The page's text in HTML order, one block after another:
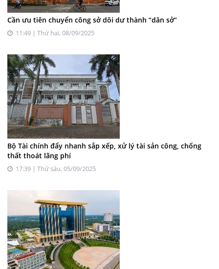
Cần ưu tiên chuyển công sở dôi dư thành “dân sở”
11:49 | Thứ hai, 08/09/2025
Bộ Tài chính đẩy nhanh sắp xếp, xử lý tài sản công, chống
thất thoát lãng phí
17:39 | Thứ sáu, 05/09/2025